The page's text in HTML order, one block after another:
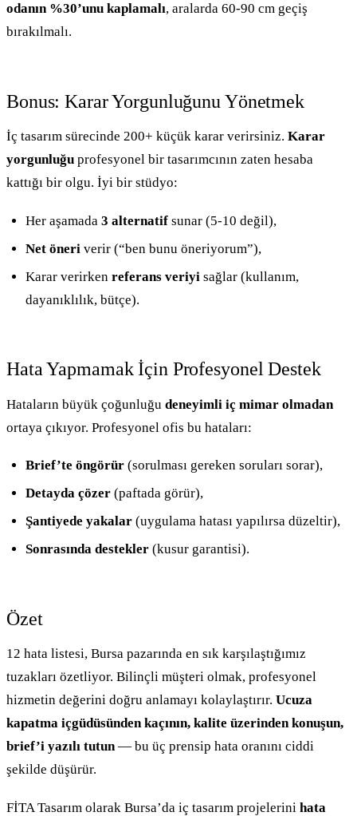
odanın %30’unu kaplamalı, aralarda 60-90 cm geçiş
bırakılmalı.
Bonus: Karar Yorgunluğunu Yönetmek
İç tasarım sürecinde 200+ küçük karar verirsiniz. Karar
yorgunluğu profesyonel bir tasarımcının zaten hesaba
kattığı bir olgu. İyi bir stüdyo:
Her aşamada 3 alternatifsunar (5-10 değil),
Net öneri verir (“ben bunu öneriyorum”),
Karar verirken referans veriyi sağlar (kullanım,
dayanıklılık, bütçe).
Hata Yapmamak İçin Profesyonel Destek
Hataların büyük çoğunluğu deneyimli iç mimar olmadan
ortaya çıkıyor. Profesyonel ofis bu hataları:
Brief’te öngörür(sorulması gereken soruları sorar),
Detayda çözer(paftada görür),
Şantiyede yakalar(uygulama hatası yapılırsa düzeltir),
Sonrasında destekler(kusur garantisi).
Özet
12 hata listesi, Bursa pazarında en sık karşılaştığımız
tuzakları özetliyor. Bilinçli müşteri olmak, profesyonel
hizmetin değerini doğru anlamayı kolaylaştırır. Ucuza
kapatma içgüdüsünden kaçının, kalite üzerinden konuşun,
brief’i yazılı tutun— bu üç prensip hata oranını ciddi
şekilde düşürür.
FİTA Tasarım olarak Bursa’da iç tasarım projelerini hata